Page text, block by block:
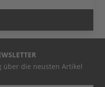
über die neusten Artikel